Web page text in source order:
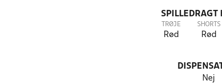
SPILLEDRAGT
TRØJE
Rød
SHORTS
Rød
Nej